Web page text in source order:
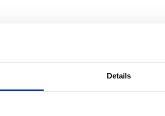
Details